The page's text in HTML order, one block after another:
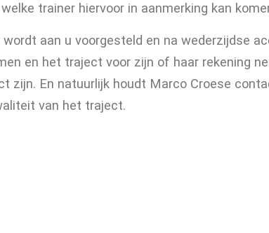
trainer hiervoor in aanmerking kan
aan u voorgesteld en na wederzijdse
en het traject voor zijn of haar rekening
zijn. En natuurlijk houdt Marco Croese
van het traject.